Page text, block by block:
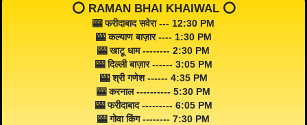
⭕️ RAMAN BHAI KHAIWAL ⭕️
🎰 फरीदाबाद सवेरा --- 12:30 PM
🎰 कल्याण बाज़ार ---- 1:30 PM
🎰 खाटू धाम -------- 2:30 PM
🎰 दिल्ली बाज़ार ------ 3:05 PM
🎰 श्री गणेश ------ 4:35 PM
🎰 करनाल ---------- 5:30 PM
🎰 फरीदाबाद --------- 6:05 PM
🎰 गोवा किंग -------- 7:30 PM